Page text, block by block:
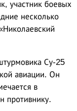
участник боевых
несколько
Су-25
авиации. Он
в
противнику.